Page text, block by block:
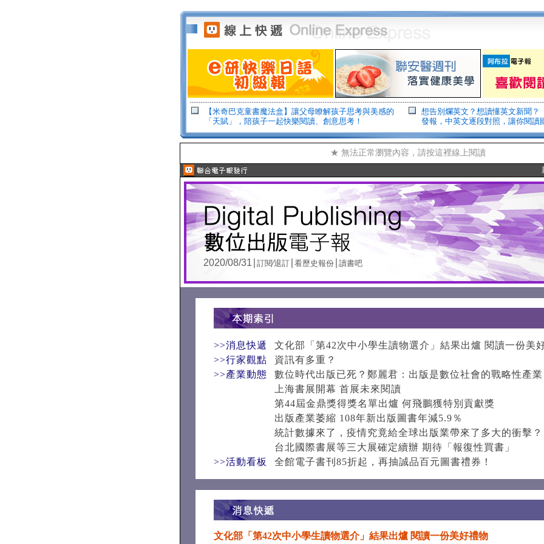
【米奇巴克童書魔法盒】讓父母瞭解孩子思考與美感的
「天賦」，陪孩子一起快樂閱讀、創意思考！
想告別爛英文？想讀懂英文新聞？
發報，中英文逐段對照，讓你閱讀
★ 無法正常瀏覽內容，請按這裡線上閱讀
2020/08/31∣ 訂閱∕退訂 看歷史報份 讀書吧
>>消息快遞
文化部「第42次中小學生讀物選介」結果出爐 閱讀一份美
>>行家觀點
資訊有多重？
>>產業動態
數位時代出版已死？鄭麗君：出版是數位社會的戰略性產業
上海書展開幕 首展未來閱讀
第44屆金鼎獎得獎名單出爐 何飛鵬獲特別貢獻獎
出版產業萎縮 108年新出版圖書年減5.9％
統計數據來了，疫情究竟給全球出版業帶來了多大的衝擊？
台北國際書展等三大展確定續辦 期待「報復性買書」
>>活動看板
全館電子書刊85折起，再抽誠品百元圖書禮券！
文化部「第42次中小學生讀物選介」結果出爐 閱讀一份美好禮物